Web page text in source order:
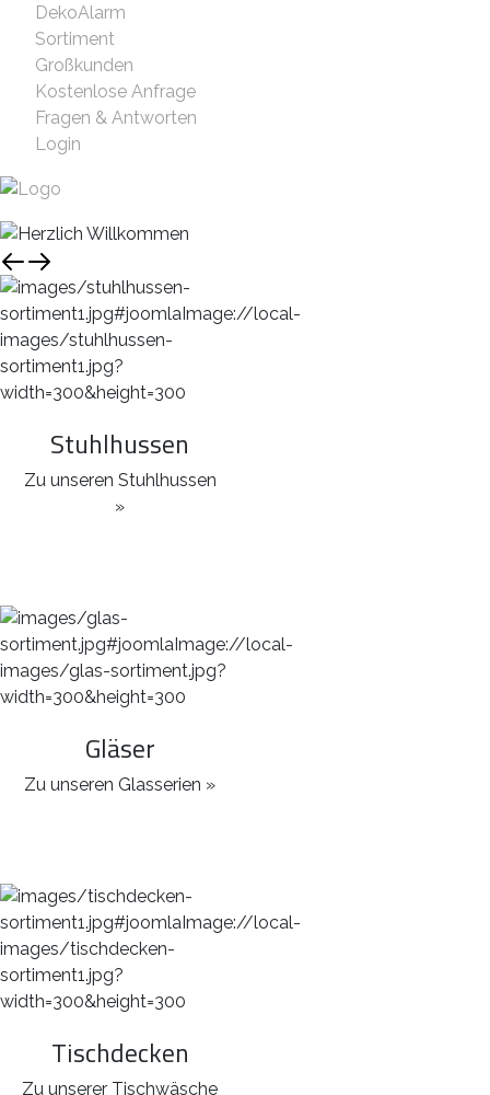
DekoAlarm
Sortiment
Großkunden
Kostenlose Anfrage
Fragen & Antworten
Login
Stuhlhussen
Zu unseren Stuhlhussen
»
Gläser
Zu unseren Glasserien »
Tischdecken
Zu unserer Tischwäsche